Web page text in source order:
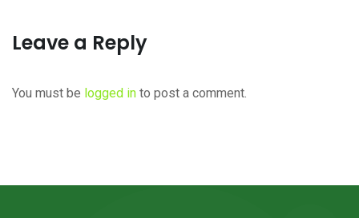
Leave a Reply
You must be logged in to post a comment.